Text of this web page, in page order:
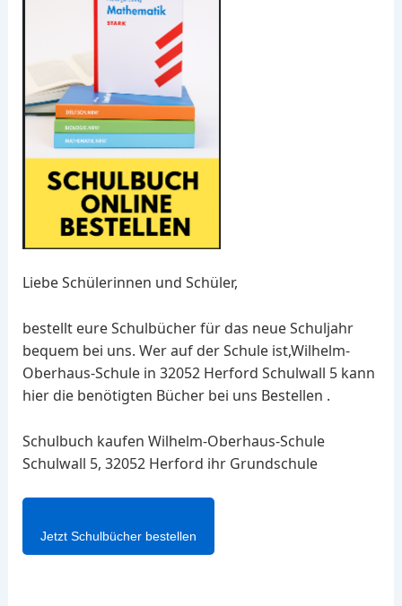
Liebe Schülerinnen und Schüler,
bestellt eure Schulbücher für das neue Schuljahr
bequem bei uns. Wer auf der Schule ist,Wilhelm-
Oberhaus-Schule in 32052 Herford Schulwall 5 kann
hier die benötigten Bücher bei uns Bestellen .
Schulbuch kaufen Wilhelm-Oberhaus-Schule
Schulwall 5, 32052 Herford ihr Grundschule
Jetzt Schulbücher bestellen